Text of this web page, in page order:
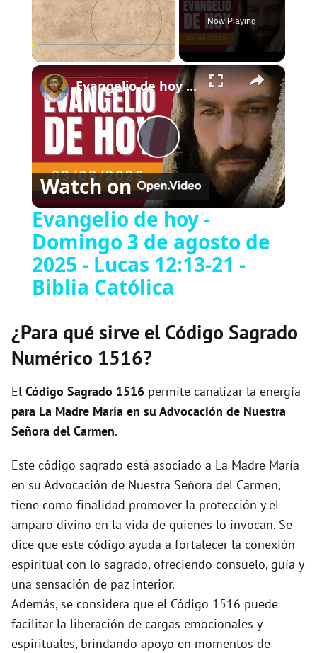
Fullscreen
Now Playing
×
P
l
a
y
V
d
o
Evangelio de hoy - Domingo 3 de agosto de 2025 - Lucas 12:13-21 - Biblia Católica
Watch on
Evangelio de hoy -
Domingo 3 de agosto de
2025 - Lucas 12:13-21 -
Biblia Católica
¿Para qué sirve el Código Sagrado
Numérico 1516?
El Código Sagrado 1516 permite canalizar la energía
para La Madre María en su Advocación de Nuestra
Señora del Carmen.
Este código sagrado está asociado a La Madre María
en su Advocación de Nuestra Señora del Carmen,
tiene como finalidad promover la protección y el
amparo divino en la vida de quienes lo invocan. Se
dice que este código ayuda a fortalecer la conexión
espiritual con lo sagrado, ofreciendo consuelo, guía y
una sensación de paz interior.
Además, se considera que el Código 1516 puede
facilitar la liberación de cargas emocionales y
espirituales, brindando apoyo en momentos de